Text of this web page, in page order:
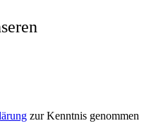
zur Kenntnis genommen